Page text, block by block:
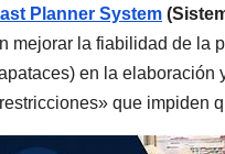
Planner System
mejorar la fiabilidad de la
en la elaboración
que impiden